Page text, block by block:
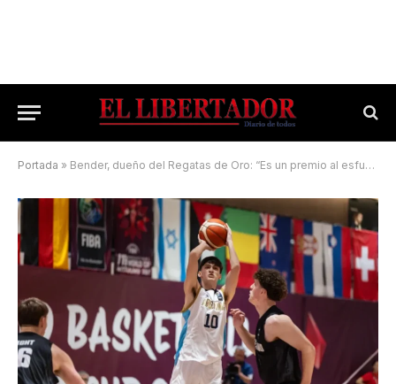
Portada » Bender, dueño del Regatas de Oro: “Es un premio al esfuerzo y al trabajo de todos los días”